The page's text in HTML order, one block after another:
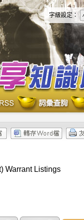
字級設定：
Warrant Listings